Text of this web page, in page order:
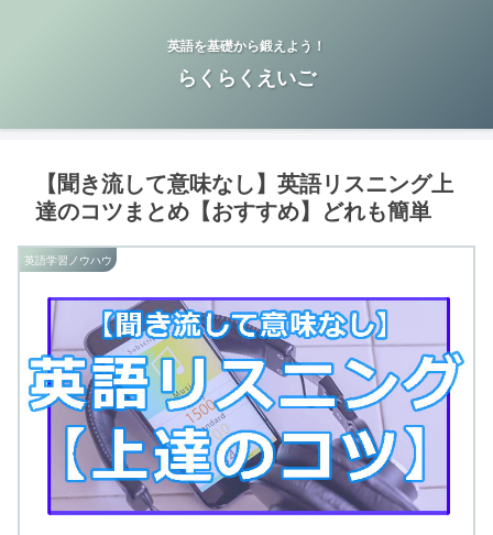
英語を基礎から鍛えよう！
らくらくえいご
【聞き流して意味なし】英語リスニング上
達のコツまとめ【おすすめ】どれも簡単
英語学習ノウハウ